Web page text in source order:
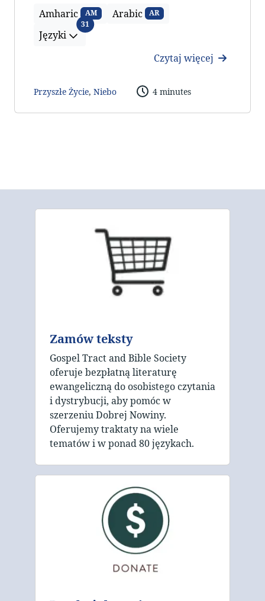
Amharic AM Arabic AR
Języki
31 Języki
Czytaj więcej
Przyszłe Życie, Niebo 4 minutes
Zamów teksty
Gospel Tract and Bible Society
oferuje bezpłatną literaturę
ewangeliczną do osobistego czytania
i dystrybucji, aby pomóc w
szerzeniu Dobrej Nowiny.
Oferujemy traktaty na wiele
tematów i w ponad 80 językach.